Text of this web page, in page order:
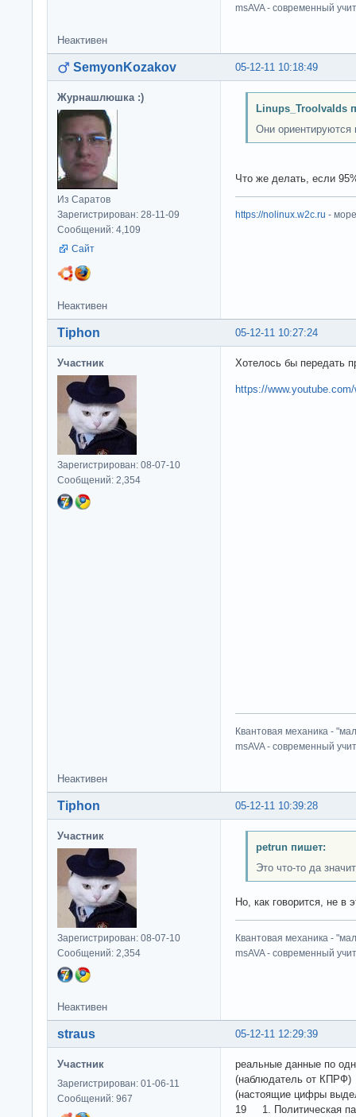
msAVA - современный
Неактивен
05-12-11 10:18:49
SemyonKozakov
Журнашлюшка :)
Из Саратов
Зарегистрирован: 28-11-09
Сообщений: 4,109
Сайт
Linups_Troolvalds
Они
Что же делать, если
https://nolinux.w2c.ru -
Неактивен
05-12-11 10:27:24
Tiphon
Участник
Зарегистрирован: 08-07-10
Сообщений: 2,354
Хотелось бы передать
https://
Квантовая механика -
msAVA - современный
Неактивен
05-12-11 10:39:28
Tiphon
Участник
Зарегистрирован: 08-07-10
Сообщений: 2,354
petrun пишет:
Это что-то да
Но, как говорится, не в
Квантовая механика -
msAVA - современный
Неактивен
05-12-11 12:29:39
straus
Участник
Зарегистрирован: 01-06-11
Сообщений: 967
реальные данные по
(наблюдатель от КПРФ)
(настоящие цифры
19 1. Политическая